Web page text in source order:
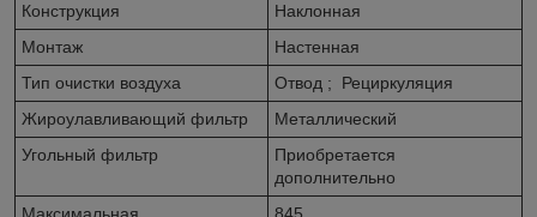
Конструкция
Наклонная
Монтаж
Настенная
Тип очистки воздуха
Отвод ; Рециркуляция
Жироулавливающий фильтр
Металлический
Угольный фильтр
Приобретается
дополнительно
Максимальная
845